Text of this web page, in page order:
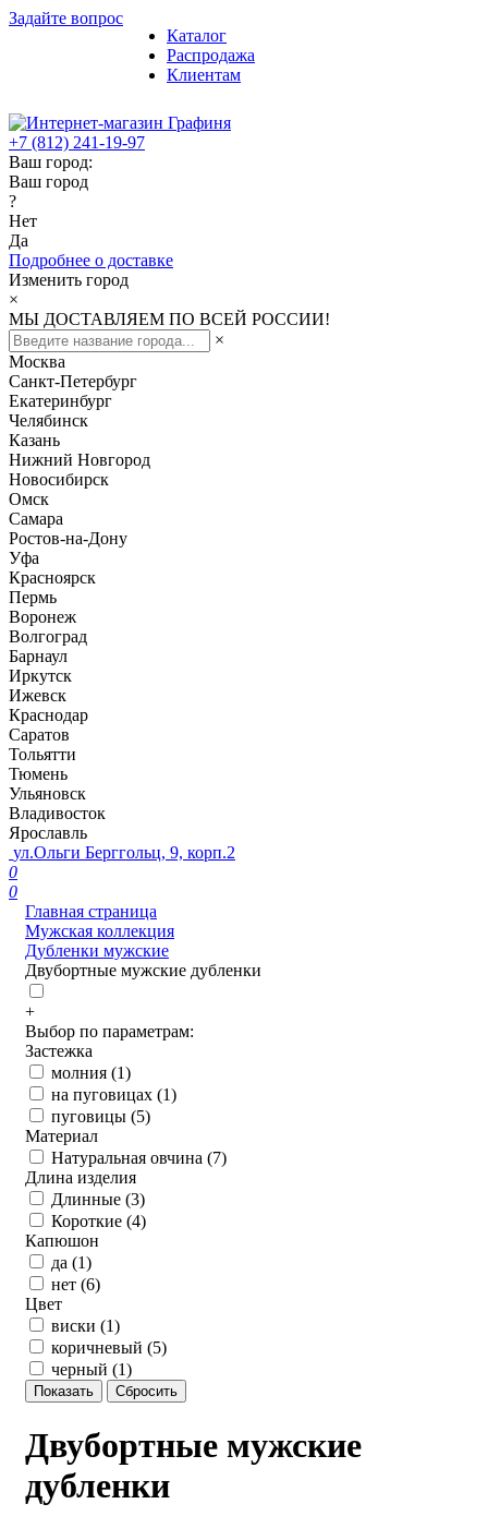
Задайте вопрос
Каталог
Распродажа
Клиентам
+7 (812) 241-19-97
Ваш город:
Ваш город
?
Нет
Да
Подробнее о доставке
Изменить город
×
МЫ ДОСТАВЛЯЕМ ПО ВСЕЙ РОССИИ!
×
Москва
Санкт-Петербург
Екатеринбург
Челябинск
Казань
Нижний Новгород
Новосибирск
Омск
Самара
Ростов-на-Дону
Уфа
Красноярск
Пермь
Воронеж
Волгоград
Барнаул
Иркутск
Ижевск
Краснодар
Саратов
Тольятти
Тюмень
Ульяновск
Владивосток
Ярославль
ул.Ольги Берггольц, 9, корп.2
0
0
Главная страница
Мужская коллекция
Дубленки мужские
Двубортные мужские дубленки
+
Выбор по параметрам:
Застежка
молния (1)
на пуговицах (1)
пуговицы (5)
Материал
Натуральная овчина (7)
Длина изделия
Длинные (3)
Короткие (4)
Капюшон
да (1)
нет (6)
Цвет
виски (1)
коричневый (5)
черный (1)
Двубортные мужские
дубленки